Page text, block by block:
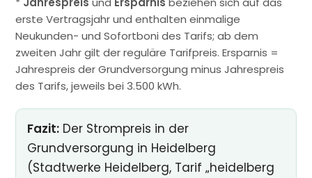
erste Vertragsjahr und enthalten einmalige
Neukunden- und Sofortboni des Tarifs; ab dem
zweiten Jahr gilt der reguläre Tarifpreis. Ersparnis =
Jahrespreis der Grundversorgung minus Jahrespreis
des Tarifs, jeweils bei 3.500 kWh.
Fazit: Der Strompreis in der
Grundversorgung in Heidelberg
(Stadtwerke Heidelberg, Tarif „heidelberg